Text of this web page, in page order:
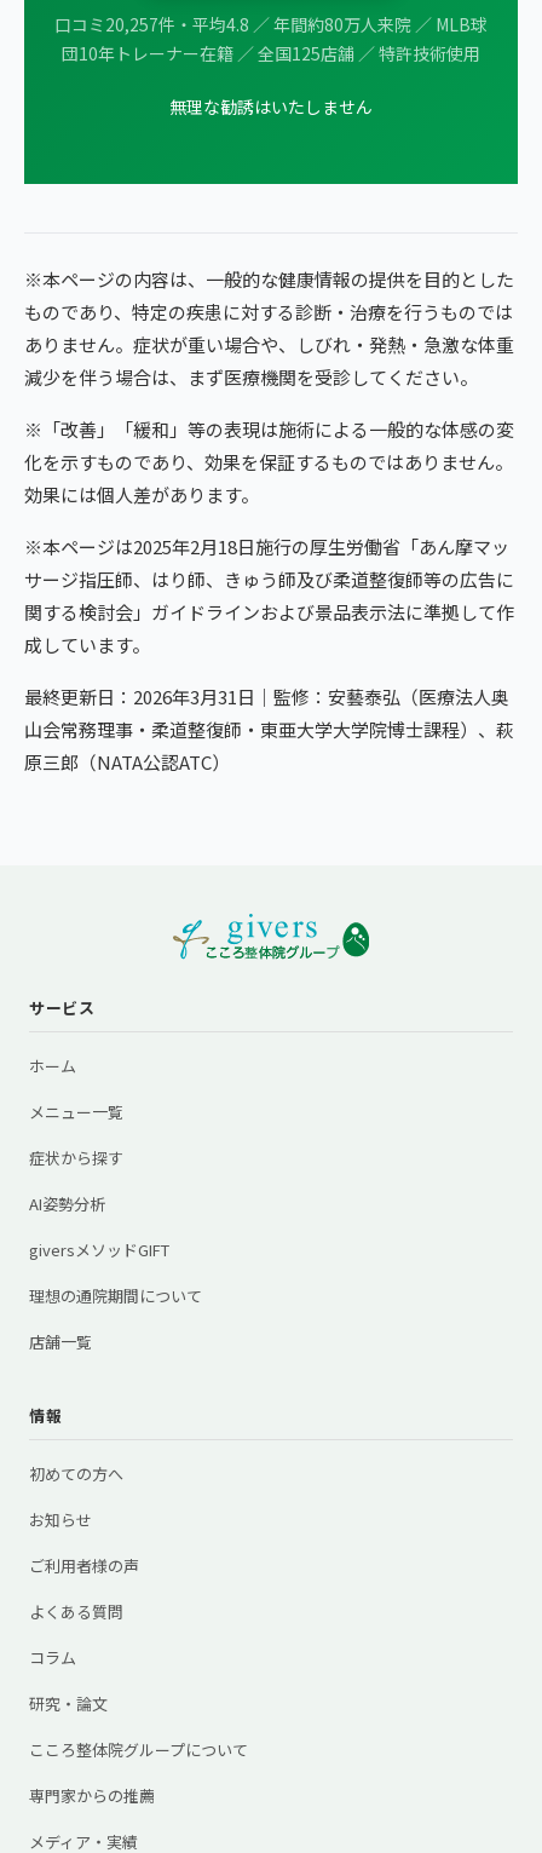
口コミ20,257件・平均4.8 ／ 年間約80万人来院 ／ MLB球
団10年トレーナー在籍 ／ 全国125店舗 ／ 特許技術使用
無理な勧誘はいたしません
※本ページの内容は、一般的な健康情報の提供を目的とした
ものであり、特定の疾患に対する診断・治療を行うものでは
ありません。症状が重い場合や、しびれ・発熱・急激な体重
減少を伴う場合は、まず医療機関を受診してください。
※「改善」「緩和」等の表現は施術による一般的な体感の変
化を示すものであり、効果を保証するものではありません。
効果には個人差があります。
※本ページは2025年2月18日施行の厚生労働省「あん摩マッ
サージ指圧師、はり師、きゅう師及び柔道整復師等の広告に
関する検討会」ガイドラインおよび景品表示法に準拠して作
成しています。
最終更新日：2026年3月31日｜監修：安藝泰弘（医療法人奥
山会常務理事・柔道整復師・東亜大学大学院博士課程）、萩
原三郎（NATA公認ATC）
サービス
ホーム
メニュー一覧
症状から探す
AI姿勢分析
giversメソッドGIFT
理想の通院期間について
店舗一覧
情報
初めての方へ
お知らせ
ご利用者様の声
よくある質問
コラム
研究・論文
こころ整体院グループについて
専門家からの推薦
メディア・実績